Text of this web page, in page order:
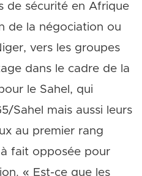
de sécurité en Afrique
de la négociation ou
vers les groupes
dans le cadre de la
le Sahel, qui
Sahel mais aussi leurs
au premier rang
fait opposée pour
« Est-ce que les